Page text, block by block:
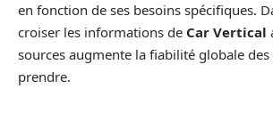
en fonction de ses besoins spécifiques.
croiser les informations de Car Vertical
sources augmente la fiabilité globale des
prendre.